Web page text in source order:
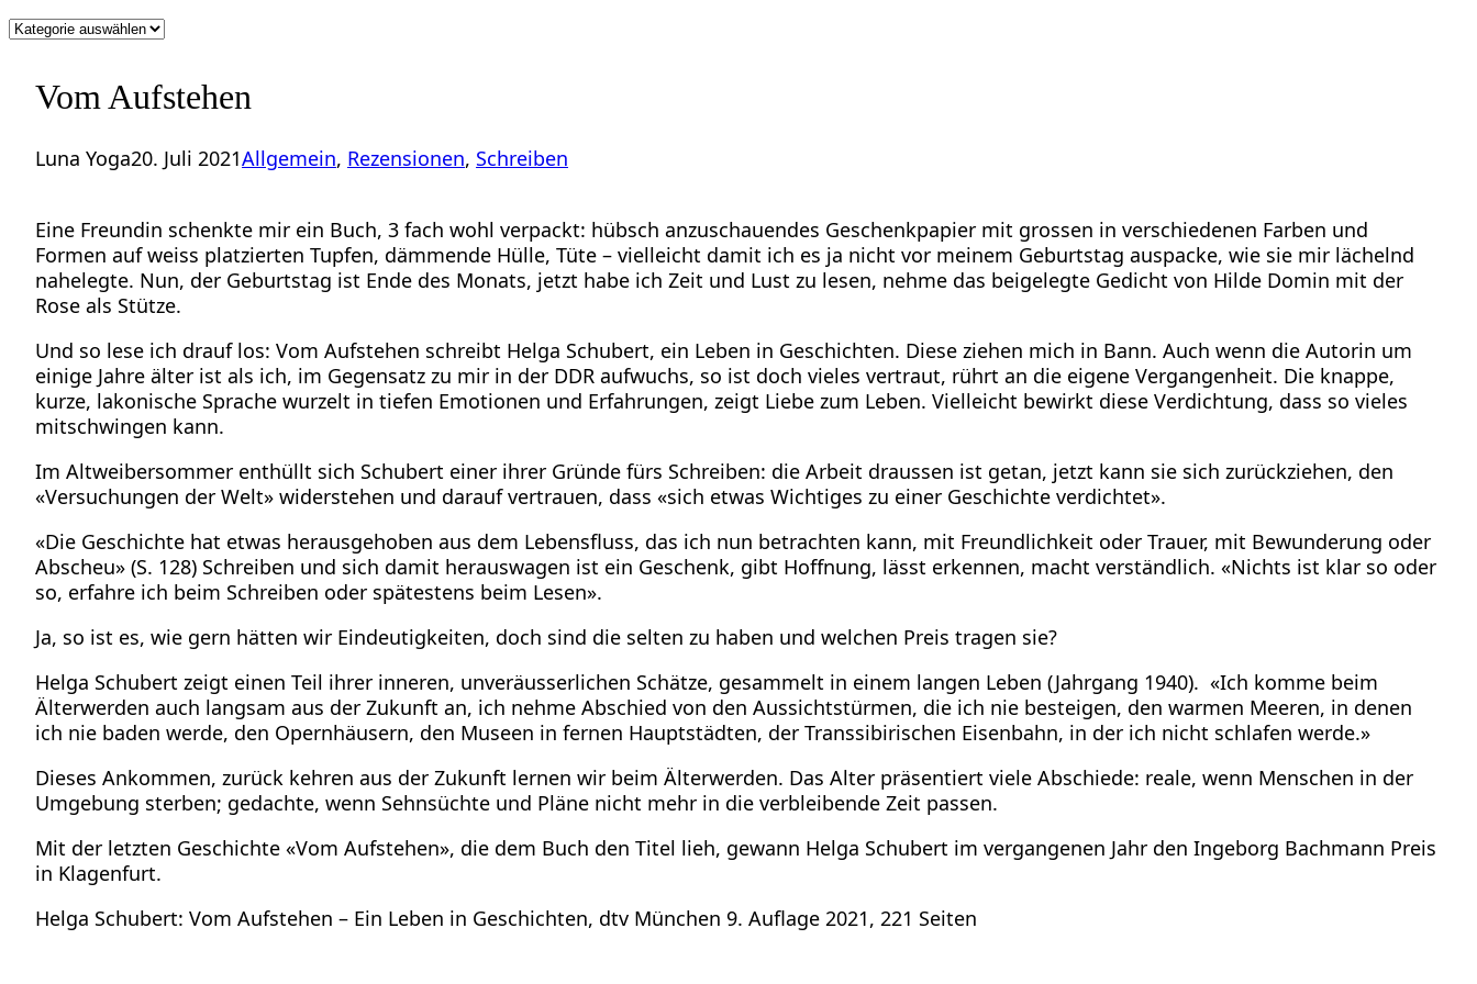
Kategorien
Vom Aufstehen
Luna Yoga20. Juli 2021Allgemein, Rezensionen, Schreiben
Eine Freundin schenkte mir ein Buch, 3 fach wohl verpackt: hübsch anzuschauendes Geschenkpapier mit grossen in verschiedenen Farben und
Formen auf weiss platzierten Tupfen, dämmende Hülle, Tüte – vielleicht damit ich es ja nicht vor meinem Geburtstag auspacke, wie sie mir lächelnd
nahelegte. Nun, der Geburtstag ist Ende des Monats, jetzt habe ich Zeit und Lust zu lesen, nehme das beigelegte Gedicht von Hilde Domin mit der
Rose als Stütze.
Und so lese ich drauf los: Vom Aufstehen schreibt Helga Schubert, ein Leben in Geschichten. Diese ziehen mich in Bann. Auch wenn die Autorin um
einige Jahre älter ist als ich, im Gegensatz zu mir in der DDR aufwuchs, so ist doch vieles vertraut, rührt an die eigene Vergangenheit. Die knappe,
kurze, lakonische Sprache wurzelt in tiefen Emotionen und Erfahrungen, zeigt Liebe zum Leben. Vielleicht bewirkt diese Verdichtung, dass so vieles
mitschwingen kann.
Im Altweibersommer enthüllt sich Schubert einer ihrer Gründe fürs Schreiben: die Arbeit draussen ist getan, jetzt kann sie sich zurückziehen, den
«Versuchungen der Welt» widerstehen und darauf vertrauen, dass «sich etwas Wichtiges zu einer Geschichte verdichtet».
«Die Geschichte hat etwas herausgehoben aus dem Lebensfluss, das ich nun betrachten kann, mit Freundlichkeit oder Trauer, mit Bewunderung oder
Abscheu» (S. 128) Schreiben und sich damit herauswagen ist ein Geschenk, gibt Hoffnung, lässt erkennen, macht verständlich. «Nichts ist klar so oder
so, erfahre ich beim Schreiben oder spätestens beim Lesen».
Ja, so ist es, wie gern hätten wir Eindeutigkeiten, doch sind die selten zu haben und welchen Preis tragen sie?
Helga Schubert zeigt einen Teil ihrer inneren, unveräusserlichen Schätze, gesammelt in einem langen Leben (Jahrgang 1940). «Ich komme beim
Älterwerden auch langsam aus der Zukunft an, ich nehme Abschied von den Aussichtstürmen, die ich nie besteigen, den warmen Meeren, in denen
ich nie baden werde, den Opernhäusern, den Museen in fernen Hauptstädten, der Transsibirischen Eisenbahn, in der ich nicht schlafen werde.»
Dieses Ankommen, zurück kehren aus der Zukunft lernen wir beim Älterwerden. Das Alter präsentiert viele Abschiede: reale, wenn Menschen in der
Umgebung sterben; gedachte, wenn Sehnsüchte und Pläne nicht mehr in die verbleibende Zeit passen.
Mit der letzten Geschichte «Vom Aufstehen», die dem Buch den Titel lieh, gewann Helga Schubert im vergangenen Jahr den Ingeborg Bachmann Preis
in Klagenfurt.
Helga Schubert: Vom Aufstehen – Ein Leben in Geschichten, dtv München 9. Auflage 2021, 221 Seiten